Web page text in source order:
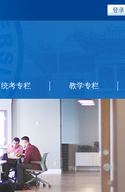
登录
考专栏 教学专栏